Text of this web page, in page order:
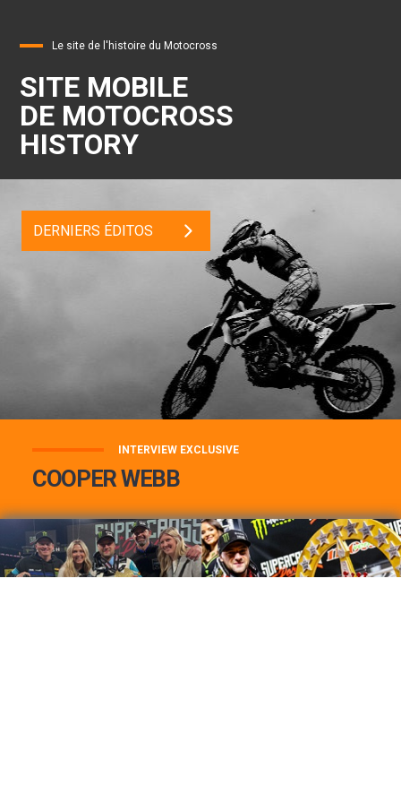
Le site de l'histoire du Motocross
SITE MOBILE
DE MOTOCROSS
HISTORY
DERNIERS ÉDITOS
INTERVIEW EXCLUSIVE
COOPER WEBB